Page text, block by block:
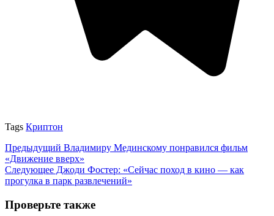
Tags Криптон
Предыдущий Владимиру Мединскому понравился фильм
«Движение вверх»
Следующее Джоди Фостер: «Сейчас поход в кино — как
прогулка в парк развлечений»
Проверьте также